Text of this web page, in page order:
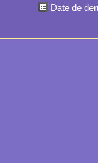
Date de